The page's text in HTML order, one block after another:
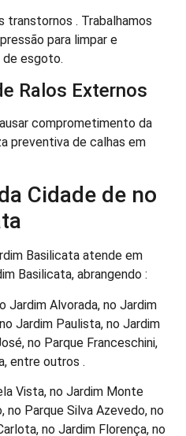
transtornos . Trabalhamos
para limpar e
esgoto.
Ralos Externos
comprometimento da
preventiva de calhas em
Cidade de no
Basilicata atende em
Basilicata, abrangendo :
Jardim Alvorada, no Jardim
Jardim Paulista, no Jardim
no Parque Franceschini,
entre outros .
Vista, no Jardim Monte
no Parque Silva Azevedo, no
no Jardim Florença, no